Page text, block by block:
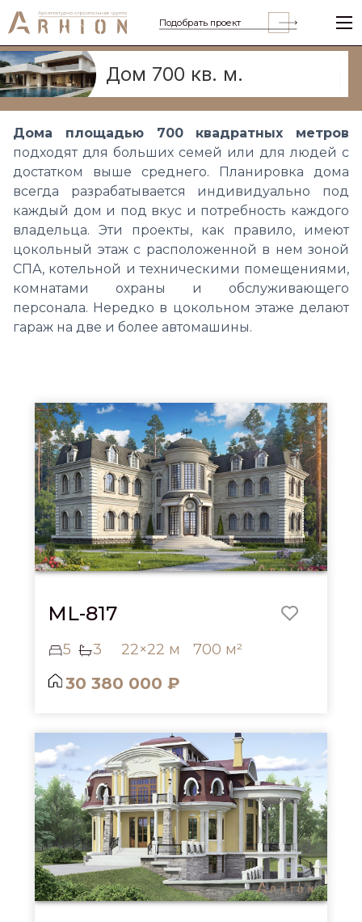
Подобрать проект
Дом 700 кв. м.
Дома площадью 700 квадратных метров
подходят для больших семей или для людей с
достатком выше среднего. Планировка дома
всегда разрабатывается индивидуально под
каждый дом и под вкус и потребность каждого
владельца. Эти проекты, как правило, имеют
цокольный этаж с расположенной в нем зоной
СПА, котельной и техническими помещениями,
комнатами охраны и обслуживающего
персонала. Нередко в цокольном этаже делают
гараж на две и более автомашины.
ML-817
5 3 22×22 м 700 м²
30 380 000 ₽